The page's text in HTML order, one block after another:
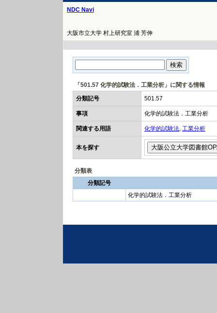
NDC Navi
大阪市立大学 村上研究室 浦 芳伸
「501.57 化学的試験法．工業分析」に関する情報
分類記号
501.57
事項 化学的試験法．工業分析
関連する用語 化学的試験法, 工業分析
本を探す
分類表
分類記号
化学的試験法．工業分析